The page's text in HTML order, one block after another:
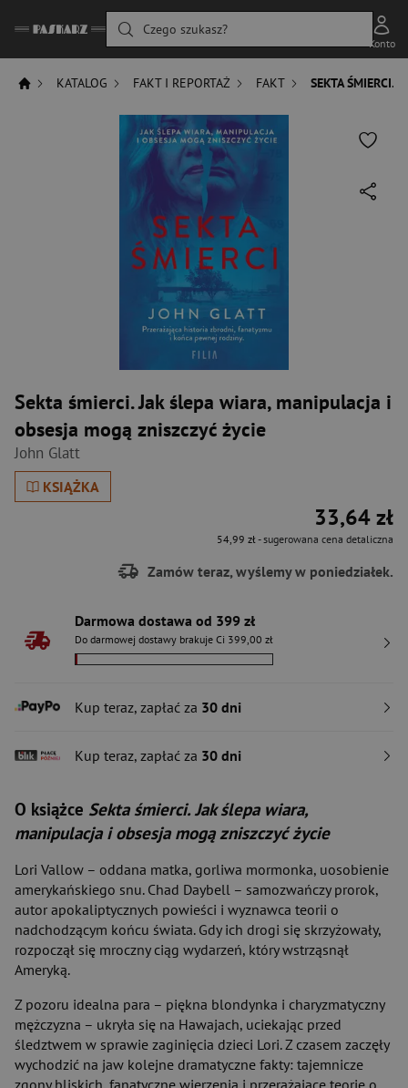
Czego szukasz?
Konto
KATALOG FAKT I REPORTAŻ FAKT SEKTA ŚMIERCI.
Sekta śmierci. Jak ślepa wiara, manipulacja i
obsesja mogą zniszczyć życie
John Glatt
KSIĄŻKA
33,64 zł
54,99 zł- sugerowana cena detaliczna
Zamów teraz, wyślemy w poniedziałek.
Darmowa dostawa od 399 zł
Do darmowej dostawy brakuje Ci 399,00 zł
Kup teraz, zapłać za 30 dni
Kup teraz, zapłać za 30 dni
O książce Sekta śmierci. Jak ślepa wiara,
manipulacja i obsesja mogą zniszczyć życie
Lori Vallow – oddana matka, gorliwa mormonka, uosobienie
amerykańskiego snu. Chad Daybell – samozwańczy prorok,
autor apokaliptycznych powieści i wyznawca teorii o
nadchodzącym końcu świata. Gdy ich drogi się skrzyżowały,
rozpoczął się mroczny ciąg wydarzeń, który wstrząsnął
Ameryką.
Z pozoru idealna para – piękna blondynka i charyzmatyczny
mężczyzna – ukryła się na Hawajach, uciekając przed
śledztwem w sprawie zaginięcia dzieci Lori. Z czasem zaczęły
wychodzić na jaw kolejne dramatyczne fakty: tajemnicze
zgony bliskich, fanatyczne wierzenia i przerażające teorie o